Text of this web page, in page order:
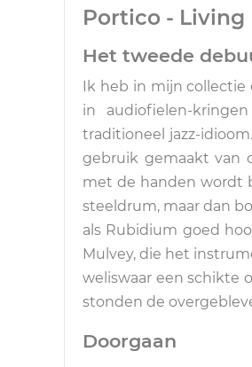
Portico - Living
Het tweede
Ik heb in mijn
in audiofielen-
traditioneel jazz-
gebruik gemaakt van
met de handen wordt
steeldrum, maar dan
als Rubidium goed
Mulvey, die het
weliswaar een schikte
stonden de
Doorgaan